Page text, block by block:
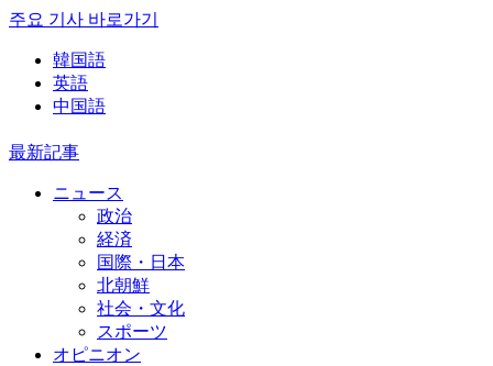
주요 기사 바로가기
韓国語
英語
中国語
最新記事
ニュース
政治
経済
国際・日本
北朝鮮
社会・文化
スポーツ
オピニオン